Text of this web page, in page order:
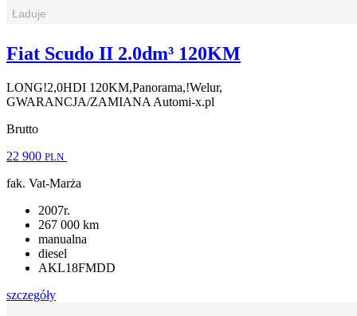
Fiat Scudo II 2.0dm³ 120KM
LONG!2,0HDI 120KM,Panorama,!Welur,
GWARANCJA/ZAMIANA Automi-x.pl
Brutto
22 900 PLN
fak. Vat-Marża
2007r.
267 000 km
manualna
diesel
AKL18FMDD
szczegóły